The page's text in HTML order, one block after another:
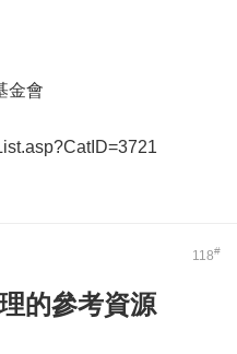
金會
118#
的參考資源